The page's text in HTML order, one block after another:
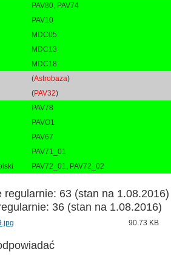
PAV80, PAV74
PAV10
MDC05
MDC13
MDC18
(Astrobaza)
(PAV32)
PAV78
PAVO1
PAV67
PAV71_01
PAV72_01, PAV72_02
regularnie: 63 (stan na 1.08.2016)
36 (stan na 1.08.2016)
90.73 KB